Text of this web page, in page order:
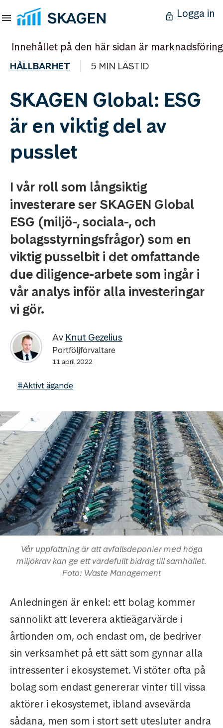
Logga in
Innehållet på den här sidan är marknadsföring
HÅLLBARHET 5 MIN LÄSTID
SKAGEN Global: ESG
är en viktig del av
pusslet
I vår roll som långsiktig
investerare ser SKAGEN Global
ESG (miljö-, sociala-, och
bolagsstyrningsfrågor) som en
viktig pusselbit i det omfattande
due diligence-arbete som ingår i
vår analys inför alla investeringar
vi gör.
Av Knut Gezelius
Portföljförvaltare
11 april 2022
#Aktivt ägande
Vår uppfattning är att avfallsdeponier med höga
miljökrav kan ge ett värdefullt bidrag till samhället.
Foto: Waste Management
Anledningen är enkel: ett bolag kommer
sannolikt att leverera aktieägarvärde i
årtionden om, och endast om, de bedriver
sin verksamhet på ett sätt som gynnar alla
intressenter i ekosystemet. Vi stöter ofta på
bolag som endast genererar vinter till vissa
aktörer i ekosystemet, ibland avsevärda
sådana, men som i stort sett utesluter andra